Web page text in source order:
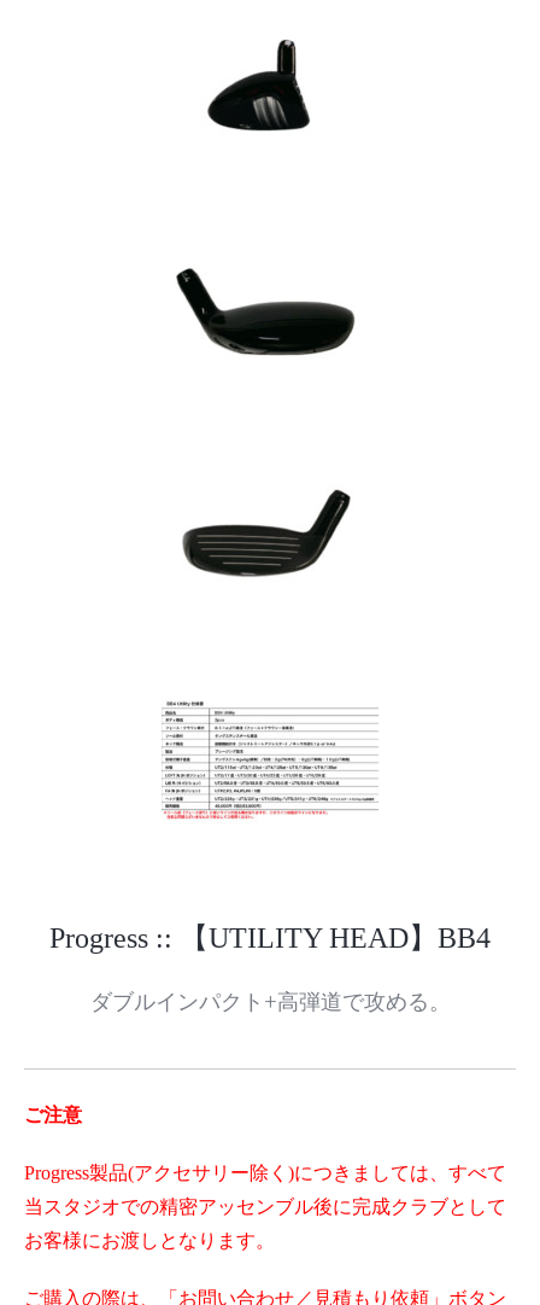
Progress :: 【UTILITY HEAD】BB4
ダブルインパクト+高弾道で攻める。
ご注意
Progress製品(アクセサリー除く)につきましては、すべて
当スタジオでの精密アッセンブル後に完成クラブとして
お客様にお渡しとなります。
ご購入の際は、「お問い合わせ／見積もり依頼」ボタン